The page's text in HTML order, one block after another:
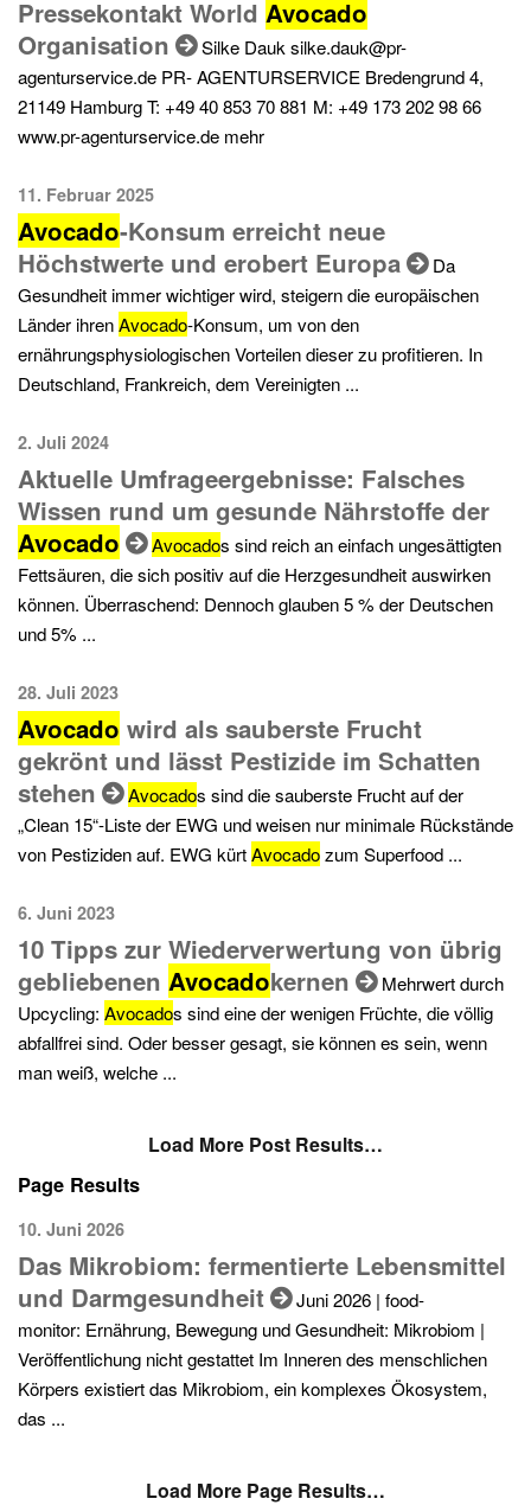
Pressekontakt World Avocado
Organisation
Silke Dauk silke.dauk@pr-
agenturservice.de PR- AGENTURSERVICE Bredengrund 4,
21149 Hamburg T: +49 40 853 70 881 M: +49 173 202 98 66
www.pr-agenturservice.de mehr
11. Februar 2025
Avocado-Konsum erreicht neue
Höchstwerte und erobert Europa
Da
Gesundheit immer wichtiger wird, steigern die europäischen
Länder ihrenAvocado-Konsum, um von den
ernährungsphysiologischen Vorteilen dieser zu profitieren. In
Deutschland, Frankreich, dem Vereinigten ...
2. Juli 2024
Aktuelle Umfrageergebnisse: Falsches
Wissen rund um gesunde Nährstoffe der
Avocado
Avocados sind reich an einfach ungesättigten
Fettsäuren, die sich positiv auf die Herzgesundheit auswirken
können. Überraschend: Dennoch glauben 5 % der Deutschen
und 5% ...
28. Juli 2023
Avocado wird als sauberste Frucht
gekrönt und lässt Pestizide im Schatten
stehen
Avocados sind die sauberste Frucht auf der
„Clean 15“-Liste der EWG und weisen nur minimale Rückstände
von Pestiziden auf. EWG kürtAvocadozum Superfood ...
6. Juni 2023
10 Tipps zur Wiederverwertung von übrig
gebliebenen Avocadokernen
Mehrwert durch
Upcycling: Avocados sind eine der wenigen Früchte, die völlig
abfallfrei sind. Oder besser gesagt, sie können es sein, wenn
man weiß, welche ...
Load More Post Results…
Page Results
10. Juni 2026
Das Mikrobiom: fermentierte Lebensmittel
und Darmgesundheit
Juni 2026 | food-
monitor: Ernährung, Bewegung und Gesundheit: Mikrobiom |
Veröffentlichung nicht gestattet Im Inneren des menschlichen
Körpers existiert das Mikrobiom, ein komplexes Ökosystem,
das ...
Load More Page Results…